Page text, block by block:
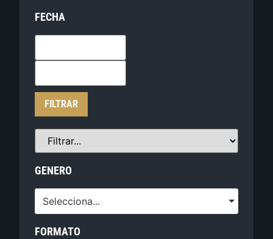
FECHA
FILTRAR
GENERO
Selecciona...
FORMATO